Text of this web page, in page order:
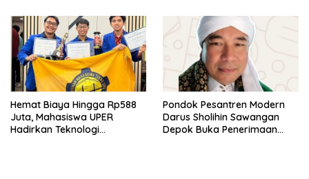
Hemat Biaya Hingga Rp588
Juta, Mahasiswa UPER
Hadirkan Teknologi
Pondok Pesantren Modern
Darus Sholihin Sawangan
Depok Buka Penerimaan